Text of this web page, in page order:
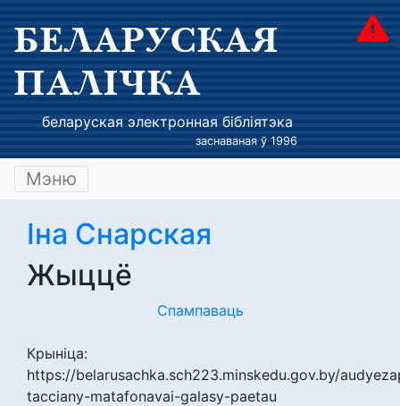
БЕЛАРУСКАЯ
ПАЛІЧКА
беларуская электронная бібліятэка
заснаваная ў 1996
Мэню
Іна Снарская
Жыццё
Спампаваць
Крыніца:
https://belarusachka.sch223.minskedu.gov.by/
tacciany-matafonavai-galasy-paetau